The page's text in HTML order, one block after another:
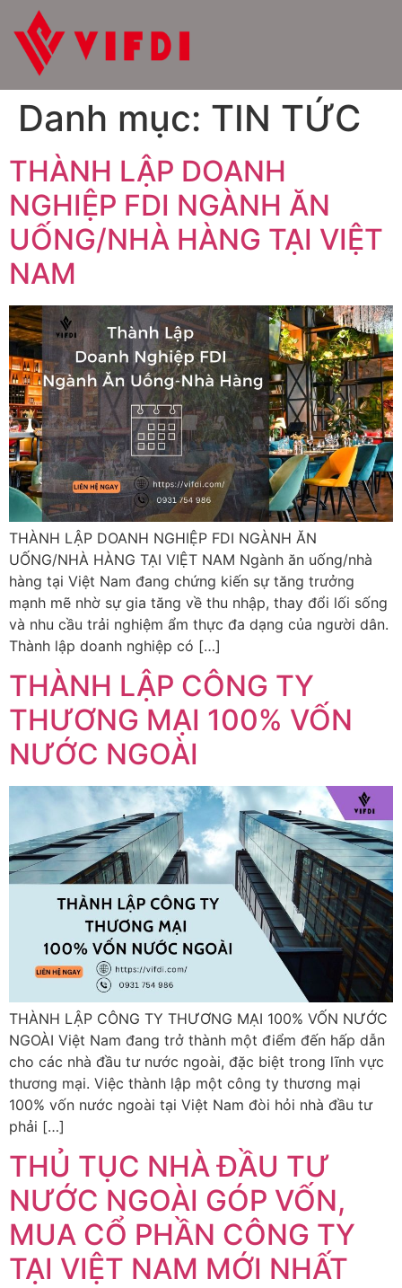
Danh mục: TIN TỨC
THÀNH LẬP DOANH
NGHIỆP FDI NGÀNH ĂN
UỐNG/NHÀ HÀNG TẠI VIỆT
NAM
THÀNH LẬP DOANH NGHIỆP FDI NGÀNH ĂN
UỐNG/NHÀ HÀNG TẠI VIỆT NAM Ngành ăn uống/nhà
hàng tại Việt Nam đang chứng kiến sự tăng trưởng
mạnh mẽ nhờ sự gia tăng về thu nhập, thay đổi lối sống
và nhu cầu trải nghiệm ẩm thực đa dạng của người dân.
Thành lập doanh nghiệp có […]
THÀNH LẬP CÔNG TY
THƯƠNG MẠI 100% VỐN
NƯỚC NGOÀI
THÀNH LẬP CÔNG TY THƯƠNG MẠI 100% VỐN NƯỚC
NGOÀI Việt Nam đang trở thành một điểm đến hấp dẫn
cho các nhà đầu tư nước ngoài, đặc biệt trong lĩnh vực
thương mại. Việc thành lập một công ty thương mại
100% vốn nước ngoài tại Việt Nam đòi hỏi nhà đầu tư
phải […]
THỦ TỤC NHÀ ĐẦU TƯ
NƯỚC NGOÀI GÓP VỐN,
MUA CỔ PHẦN CÔNG TY
TẠI VIỆT NAM MỚI NHẤT